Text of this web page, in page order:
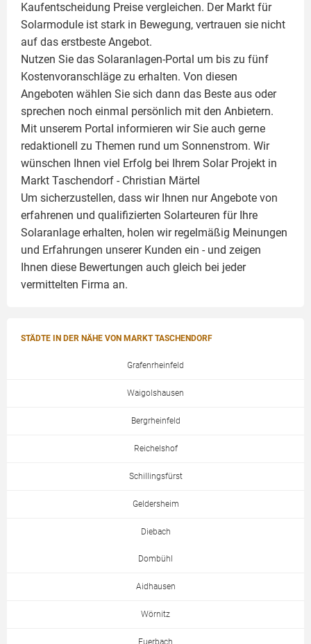
Kaufentscheidung Preise vergleichen. Der Markt für
Solarmodule ist stark in Bewegung, vertrauen sie nicht
auf das erstbeste Angebot.
Nutzen Sie das Solaranlagen-Portal um bis zu fünf
Kostenvoranschläge zu erhalten. Von diesen
Angeboten wählen Sie sich dann das Beste aus oder
sprechen noch einmal persönlich mit den Anbietern.
Mit unserem Portal informieren wir Sie auch gerne
redaktionell zu Themen rund um Sonnenstrom. Wir
wünschen Ihnen viel Erfolg bei Ihrem Solar Projekt in
Markt Taschendorf - Christian Märtel
Um sicherzustellen, dass wir Ihnen nur Angebote von
erfahrenen und qualifizierten Solarteuren für Ihre
Solaranlage erhalten, holen wir regelmäßig Meinungen
und Erfahrungen unserer Kunden ein - und zeigen
Ihnen diese Bewertungen auch gleich bei jeder
vermittelten Firma an.
STÄDTE IN DER NÄHE VON MARKT TASCHENDORF
Grafenrheinfeld
Waigolshausen
Bergrheinfeld
Reichelshof
Schillingsfürst
Geldersheim
Diebach
Dombühl
Aidhausen
Wörnitz
Euerbach